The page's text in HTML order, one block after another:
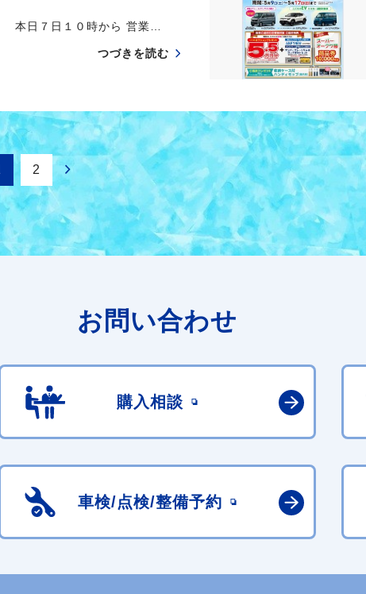
本日７日１０時から 営業…
つづきを読む
2
お問い合わせ
購入相談
車検/点検/整備予約